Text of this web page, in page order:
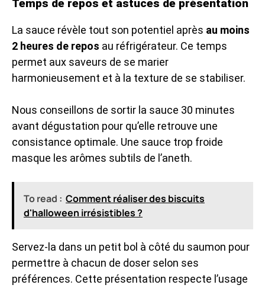
Temps de repos et astuces de présentation
La sauce révèle tout son potentiel après au moins
2 heures de repos au réfrigérateur. Ce temps
permet aux saveurs de se marier
harmonieusement et à la texture de se stabiliser.
Nous conseillons de sortir la sauce 30 minutes
avant dégustation pour qu’elle retrouve une
consistance optimale. Une sauce trop froide
masque les arômes subtils de l’aneth.
To read : Comment réaliser des biscuits
d'halloween irrésistibles ?
Servez-la dans un petit bol à côté du saumon pour
permettre à chacun de doser selon ses
préférences. Cette présentation respecte l’usage